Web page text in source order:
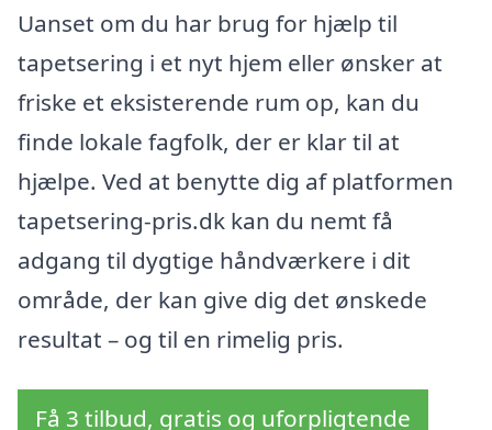
Uanset om du har brug for hjælp til
tapetsering i et nyt hjem eller ønsker at
friske et eksisterende rum op, kan du
finde lokale fagfolk, der er klar til at
hjælpe. Ved at benytte dig af platformen
tapetsering-pris.dk kan du nemt få
adgang til dygtige håndværkere i dit
område, der kan give dig det ønskede
resultat – og til en rimelig pris.
Få 3 tilbud, gratis og uforpligtende